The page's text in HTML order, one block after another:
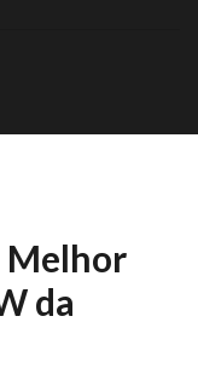
Melhor
da